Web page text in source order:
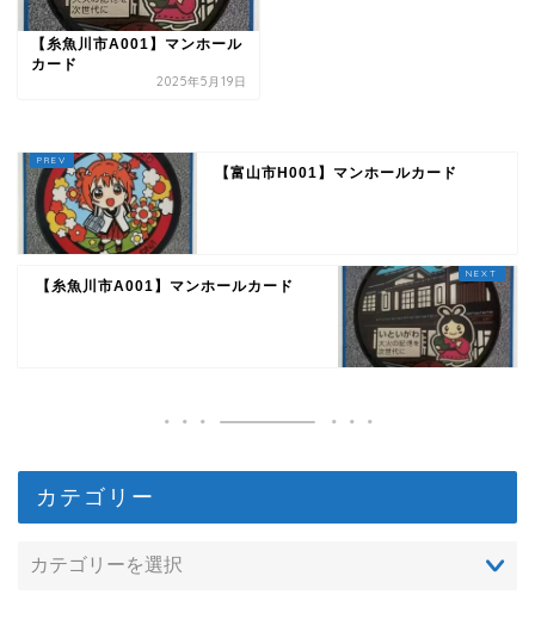
【糸魚川市A001】マンホール
カード
2025年5月19日
【富山市H001】マンホールカード
【糸魚川市A001】マンホールカード
カテゴリー